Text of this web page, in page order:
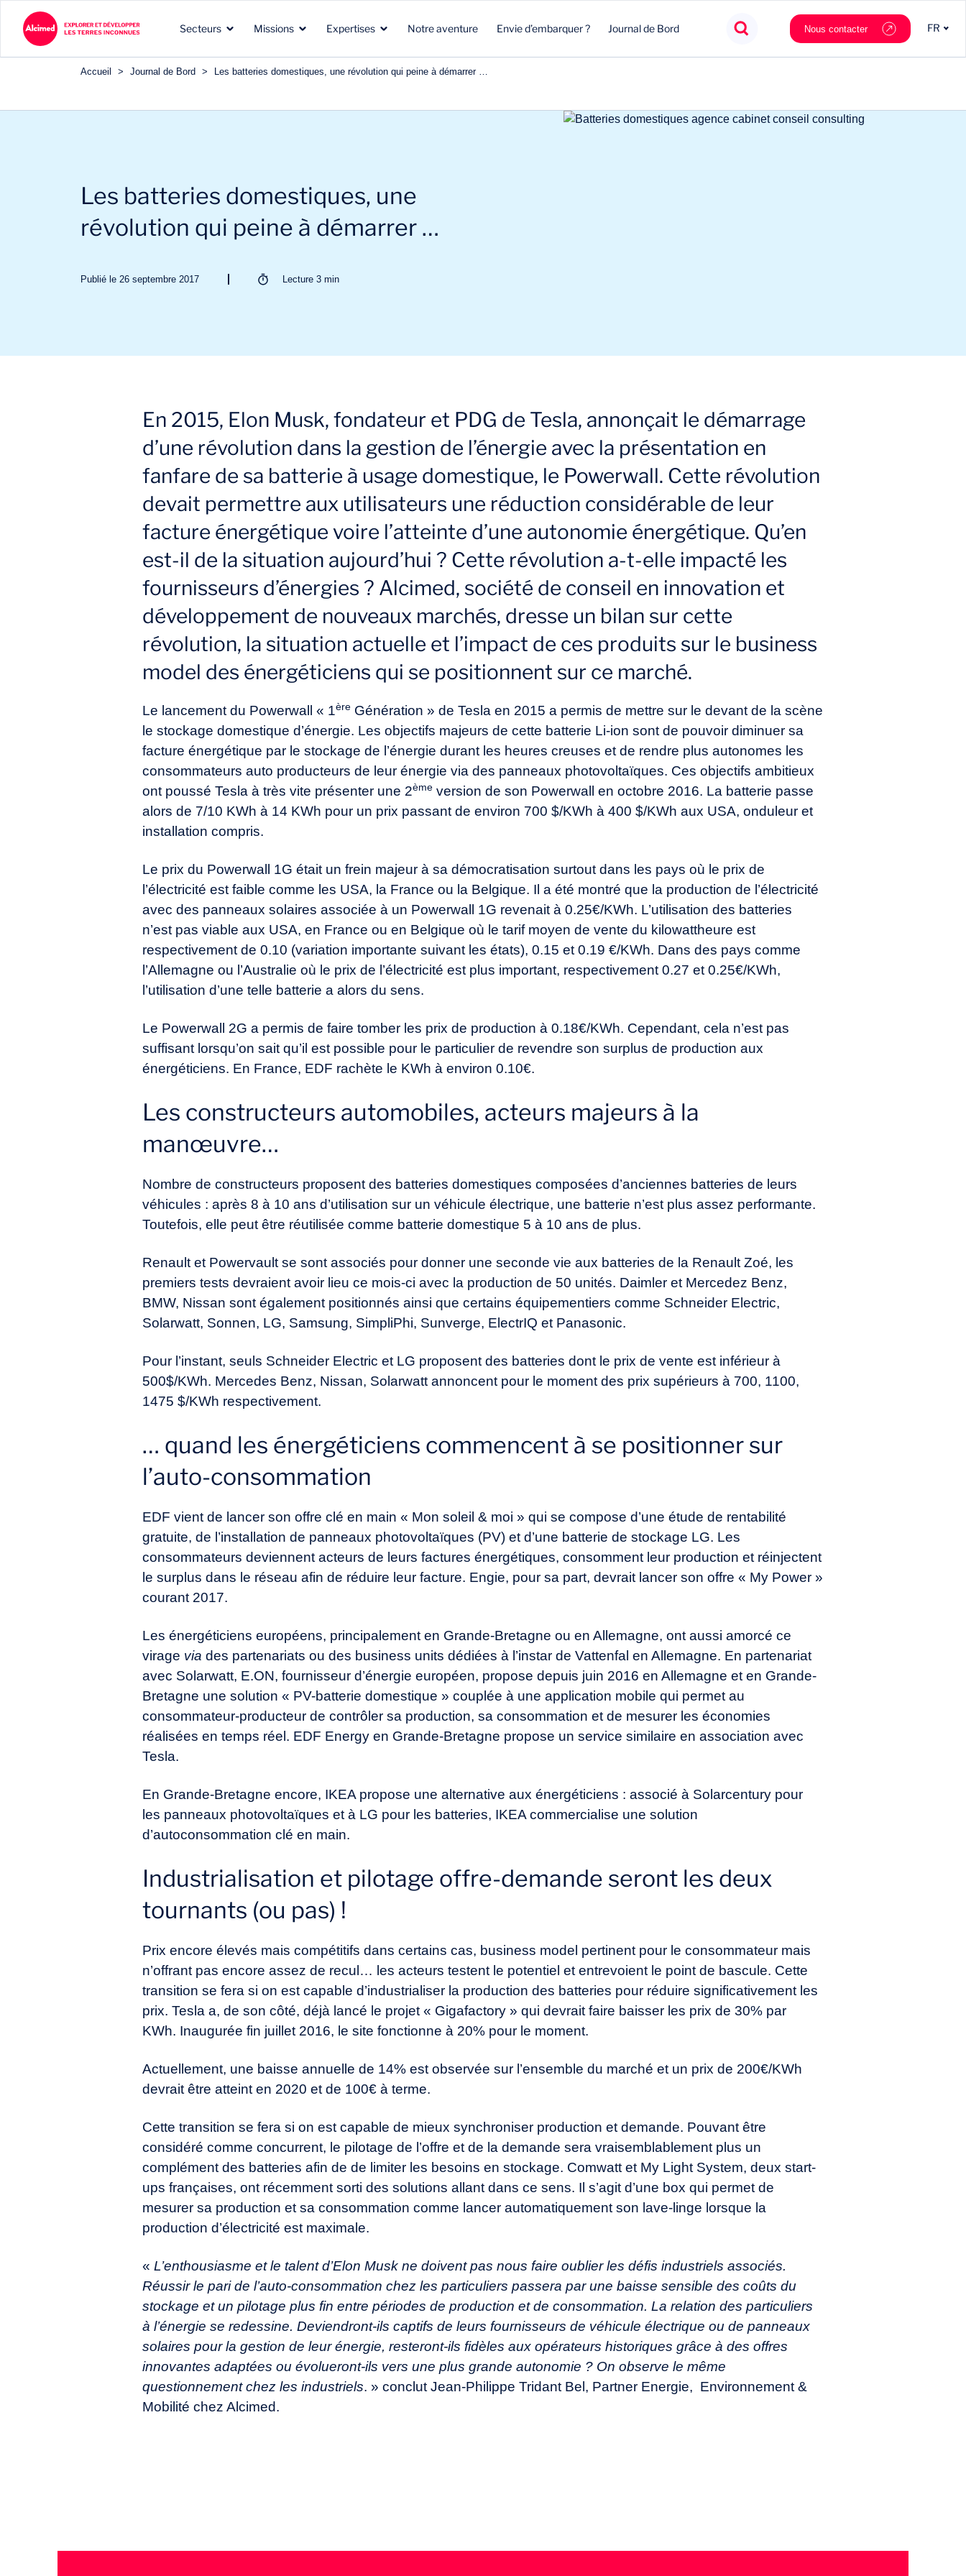
Secteurs
intervenons
Agroalimentaire Mobilité
Missions
clients
Marketing stratégique Innovation
Expertises
clients
Souveraineté
Notre aventure Envie d’embarquer ? Journal de Bord Nous contacter FR
Accueil > Journal de Bord > Les batteries domestiques, une révolution qui peine à démarrer …
Les batteries domestiques, une
révolution qui peine à démarrer …
Publié le 26 septembre 2017 Lecture 3 min
En 2015, Elon Musk, fondateur et PDG de Tesla, annonçait le démarrage
d’une révolution dans la gestion de l’énergie avec la présentation en
fanfare de sa batterie à usage domestique, le Powerwall. Cette révolution
devait permettre aux utilisateurs une réduction considérable de leur
facture énergétique voire l’atteinte d’une autonomie énergétique. Qu’en
est-il de la situation aujourd’hui ? Cette révolution a-t-elle impacté les
fournisseurs d’énergies ? Alcimed, société de conseil en innovation et
développement de nouveaux marchés, dresse un bilan sur cette
révolution, la situation actuelle et l’impact de ces produits sur le business
model des énergéticiens qui se positionnent sur ce marché.
Le lancement du Powerwall « 1ère Génération » de Tesla en 2015 a permis de mettre sur le devant de la scène
le stockage domestique d’énergie. Les objectifs majeurs de cette batterie Li-ion sont de pouvoir diminuer sa
facture énergétique par le stockage de l’énergie durant les heures creuses et de rendre plus autonomes les
consommateurs auto producteurs de leur énergie via des panneaux photovoltaïques. Ces objectifs ambitieux
ont poussé Tesla à très vite présenter une 2ème version de son Powerwall en octobre 2016. La batterie passe
alors de 7/10 KWh à 14 KWh pour un prix passant de environ 700 $/KWh à 400 $/KWh aux USA, onduleur et
installation compris.
Le prix du Powerwall 1G était un frein majeur à sa démocratisation surtout dans les pays où le prix de
l’électricité est faible comme les USA, la France ou la Belgique. Il a été montré que la production de l’électricité
avec des panneaux solaires associée à un Powerwall 1G revenait à 0.25€/KWh. L’utilisation des batteries
n’est pas viable aux USA, en France ou en Belgique où le tarif moyen de vente du kilowattheure est
respectivement de 0.10 (variation importante suivant les états), 0.15 et 0.19 €/KWh. Dans des pays comme
l’Allemagne ou l’Australie où le prix de l’électricité est plus important, respectivement 0.27 et 0.25€/KWh,
l’utilisation d’une telle batterie a alors du sens.
Le Powerwall 2G a permis de faire tomber les prix de production à 0.18€/KWh. Cependant, cela n’est pas
suffisant lorsqu’on sait qu’il est possible pour le particulier de revendre son surplus de production aux
énergéticiens. En France, EDF rachète le KWh à environ 0.10€.
Les constructeurs automobiles, acteurs majeurs à la
manœuvre…
Nombre de constructeurs proposent des batteries domestiques composées d’anciennes batteries de leurs
véhicules : après 8 à 10 ans d’utilisation sur un véhicule électrique, une batterie n’est plus assez performante.
Toutefois, elle peut être réutilisée comme batterie domestique 5 à 10 ans de plus.
Renault et Powervault se sont associés pour donner une seconde vie aux batteries de la Renault Zoé, les
premiers tests devraient avoir lieu ce mois-ci avec la production de 50 unités. Daimler et Mercedez Benz,
BMW, Nissan sont également positionnés ainsi que certains équipementiers comme Schneider Electric,
Solarwatt, Sonnen, LG, Samsung, SimpliPhi, Sunverge, ElectrIQ et Panasonic.
Pour l’instant, seuls Schneider Electric et LG proposent des batteries dont le prix de vente est inférieur à
500$/KWh. Mercedes Benz, Nissan, Solarwatt annoncent pour le moment des prix supérieurs à 700, 1100,
1475 $/KWh respectivement.
… quand les énergéticiens commencent à se positionner sur
l’auto-consommation
EDF vient de lancer son offre clé en main « Mon soleil & moi » qui se compose d’une étude de rentabilité
gratuite, de l’installation de panneaux photovoltaïques (PV) et d’une batterie de stockage LG. Les
consommateurs deviennent acteurs de leurs factures énergétiques, consomment leur production et réinjectent
le surplus dans le réseau afin de réduire leur facture. Engie, pour sa part, devrait lancer son offre « My Power »
courant 2017.
Les énergéticiens européens, principalement en Grande-Bretagne ou en Allemagne, ont aussi amorcé ce
virage via des partenariats ou des business units dédiées à l’instar de Vattenfal en Allemagne. En partenariat
avec Solarwatt, E.ON, fournisseur d’énergie européen, propose depuis juin 2016 en Allemagne et en Grande-
Bretagne une solution « PV-batterie domestique » couplée à une application mobile qui permet au
consommateur-producteur de contrôler sa production, sa consommation et de mesurer les économies
réalisées en temps réel. EDF Energy en Grande-Bretagne propose un service similaire en association avec
Tesla.
En Grande-Bretagne encore, IKEA propose une alternative aux énergéticiens : associé à Solarcentury pour
les panneaux photovoltaïques et à LG pour les batteries, IKEA commercialise une solution
d’autoconsommation clé en main.
Industrialisation et pilotage offre-demande seront les deux
tournants (ou pas) !
Prix encore élevés mais compétitifs dans certains cas, business model pertinent pour le consommateur mais
n’offrant pas encore assez de recul… les acteurs testent le potentiel et entrevoient le point de bascule. Cette
transition se fera si on est capable d’industrialiser la production des batteries pour réduire significativement les
prix. Tesla a, de son côté, déjà lancé le projet « Gigafactory » qui devrait faire baisser les prix de 30% par
KWh. Inaugurée fin juillet 2016, le site fonctionne à 20% pour le moment.
Actuellement, une baisse annuelle de 14% est observée sur l’ensemble du marché et un prix de 200€/KWh
devrait être atteint en 2020 et de 100€ à terme.
Cette transition se fera si on est capable de mieux synchroniser production et demande. Pouvant être
considéré comme concurrent, le pilotage de l’offre et de la demande sera vraisemblablement plus un
complément des batteries afin de de limiter les besoins en stockage. Comwatt et My Light System, deux start-
ups françaises, ont récemment sorti des solutions allant dans ce sens. Il s’agit d’une box qui permet de
mesurer sa production et sa consommation comme lancer automatiquement son lave-linge lorsque la
production d’électricité est maximale.
«L’enthousiasme et le talent d’Elon Musk ne doivent pas nous faire oublier les défis industriels associés.
Réussir le pari de l’auto-consommation chez les particuliers passera par une baisse sensible des coûts du
stockage et un pilotage plus fin entre périodes de production et de consommation. La relation des particuliers
à l’énergie se redessine. Deviendront-ils captifs de leurs fournisseurs de véhicule électrique ou de panneaux
solaires pour la gestion de leur énergie, resteront-ils fidèles aux opérateurs historiques grâce à des offres
innovantes adaptées ou évolueront-ils vers une plus grande autonomie ? On observe le même
questionnement chez les industriels. » conclut Jean-Philippe Tridant Bel, Partner Energie, Environnement &
Mobilité chez Alcimed.